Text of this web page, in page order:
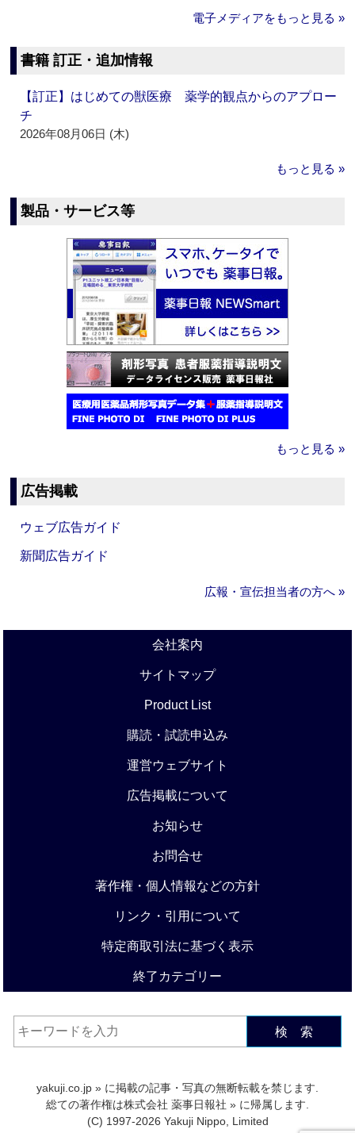
電子メディアをもっと見る »
書籍 訂正・追加情報
【訂正】はじめての獣医療 薬学的観点からのアプロー
チ
2026年08月06日 (木)
もっと見る »
製品・サービス等
もっと見る »
広告掲載
ウェブ広告ガイド
新聞広告ガイド
広報・宣伝担当者の方へ »
会社案内
サイトマップ
Product List
購読・試読申込み
運営ウェブサイト
広告掲載について
お知らせ
お問合せ
著作権・個人情報などの方針
リンク・引用について
特定商取引法に基づく表示
終了カテゴリー
検 索
yakuji.co.jp » に掲載の記事・写真の無断転載を禁じます.
総ての著作権は株式会社 薬事日報社 » に帰属します.
(C) 1997-2026 Yakuji Nippo, Limited